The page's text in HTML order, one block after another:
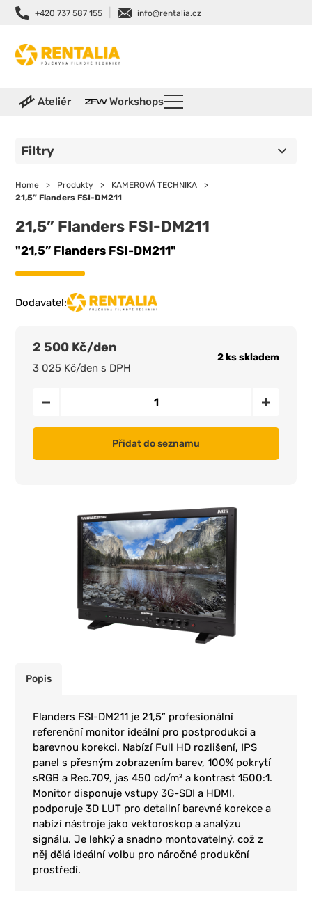
+420 737 587 155 info@rentalia.cz
Ateliér Workshops
Filtry
Home > Produkty > KAMEROVÁ TECHNIKA
>
21,5” Flanders FSI-DM211
21,5” Flanders FSI-DM211
"21,5” Flanders FSI-DM211"
Dodavatel:
2 500 Kč/den
3 025 Kč/den s DPH
2 ks skladem
Přidat do seznamu
Popis
Flanders FSI-DM211 je 21,5” profesionální
referenční monitor ideální pro postprodukci a
barevnou korekci. Nabízí Full HD rozlišení, IPS
panel s přesným zobrazením barev, 100% pokrytí
sRGB a Rec.709, jas 450 cd/m² a kontrast 1500:1.
Monitor disponuje vstupy 3G-SDI a HDMI,
podporuje 3D LUT pro detailní barevné korekce a
nabízí nástroje jako vektoroskop a analýzu
signálu. Je lehký a snadno montovatelný, což z
něj dělá ideální volbu pro náročné produkční
prostředí.